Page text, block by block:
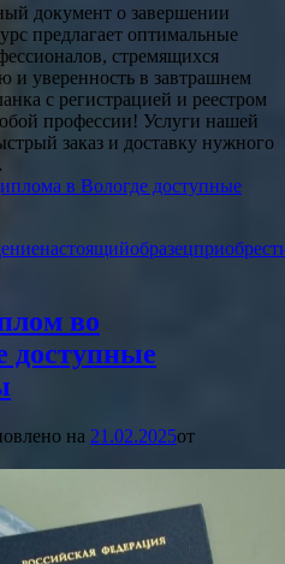
документ о завершении
предлагает оптимальные
стремящихся
уверенность в завтрашнем
с регистрацией и реестром
профессии! Услуги нашей
заказ и доставку нужного
в Вологде доступные
настоящийобразец
во
доступные
на 21.02.2025от